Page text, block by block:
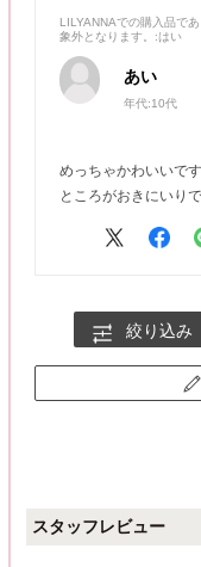
LILYANNAでの購入品で
象外となります。
:はい
あい
年代:10代
めっちゃかわいいで
ところがおきにいり
絞り込み
スタッフレビュー